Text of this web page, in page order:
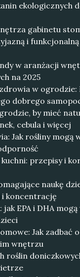
ekologicznych
gabinetu
i
w aranżacji
na 2025
w ogrodzie:
dobrego
by mieć
cebula i więcej
Jak rośliny mogą
przepisy i
naukę
koncentrację
jak EPA i DHA
Jak zadbać
wnętrzu
roślin